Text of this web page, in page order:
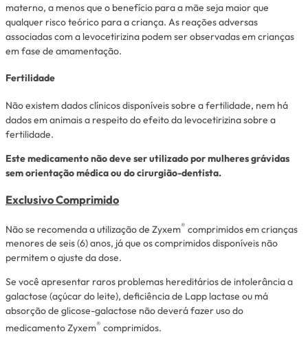
materno, a menos que o benefício para a mãe seja maior que
qualquer risco teórico para a criança. As reações adversas
associadas com a levocetirizina podem ser observadas em crianças
em fase de amamentação.
Fertilidade
Não existem dados clínicos disponíveis sobre a fertilidade, nem há
dados em animais a respeito do efeito da levocetirizina sobre a
fertilidade.
Este medicamento não deve ser utilizado por mulheres grávidas
sem orientação médica ou do cirurgião-dentista.
ExclusivoComprimido
Não se recomenda a utilização de Zyxem® comprimidos em crianças
menores de seis (6) anos, já que os comprimidos disponíveis não
permitem o ajuste da dose.
Se você apresentar raros problemas hereditários de intolerância a
galactose (açúcar do leite), deficiência de Lapp lactase ou má
absorção de glicose-galactose não deverá fazer uso do
medicamento Zyxem® comprimidos.